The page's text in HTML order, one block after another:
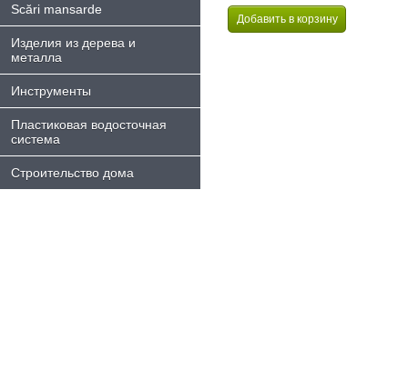
Scări mansarde
Изделия из дерева и
металла
Инструменты
Пластиковая водосточная
система
Строительство дома